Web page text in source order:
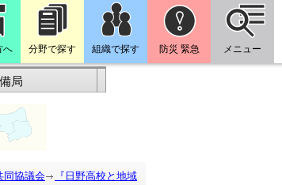
へ 分野で探す 組織で探す 防災 緊急 メニュー
局
同協議会 『日野高校と地域